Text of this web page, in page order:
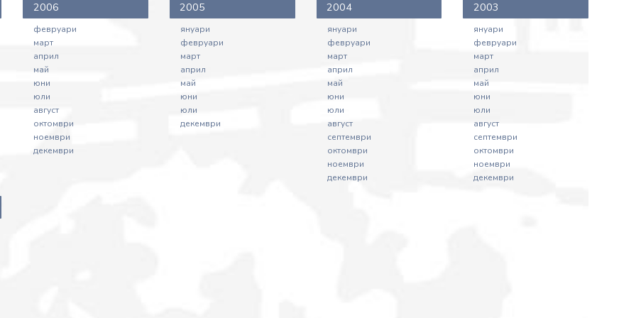
2006
февруари
март
април
май
юни
юли
август
октомври
ноември
декември
2005
януари
февруари
март
април
май
юни
юли
декември
2004
януари
февруари
март
април
май
юни
юли
август
септември
октомври
ноември
декември
2003
януари
февруари
март
април
май
юни
юли
август
септември
октомври
ноември
декември